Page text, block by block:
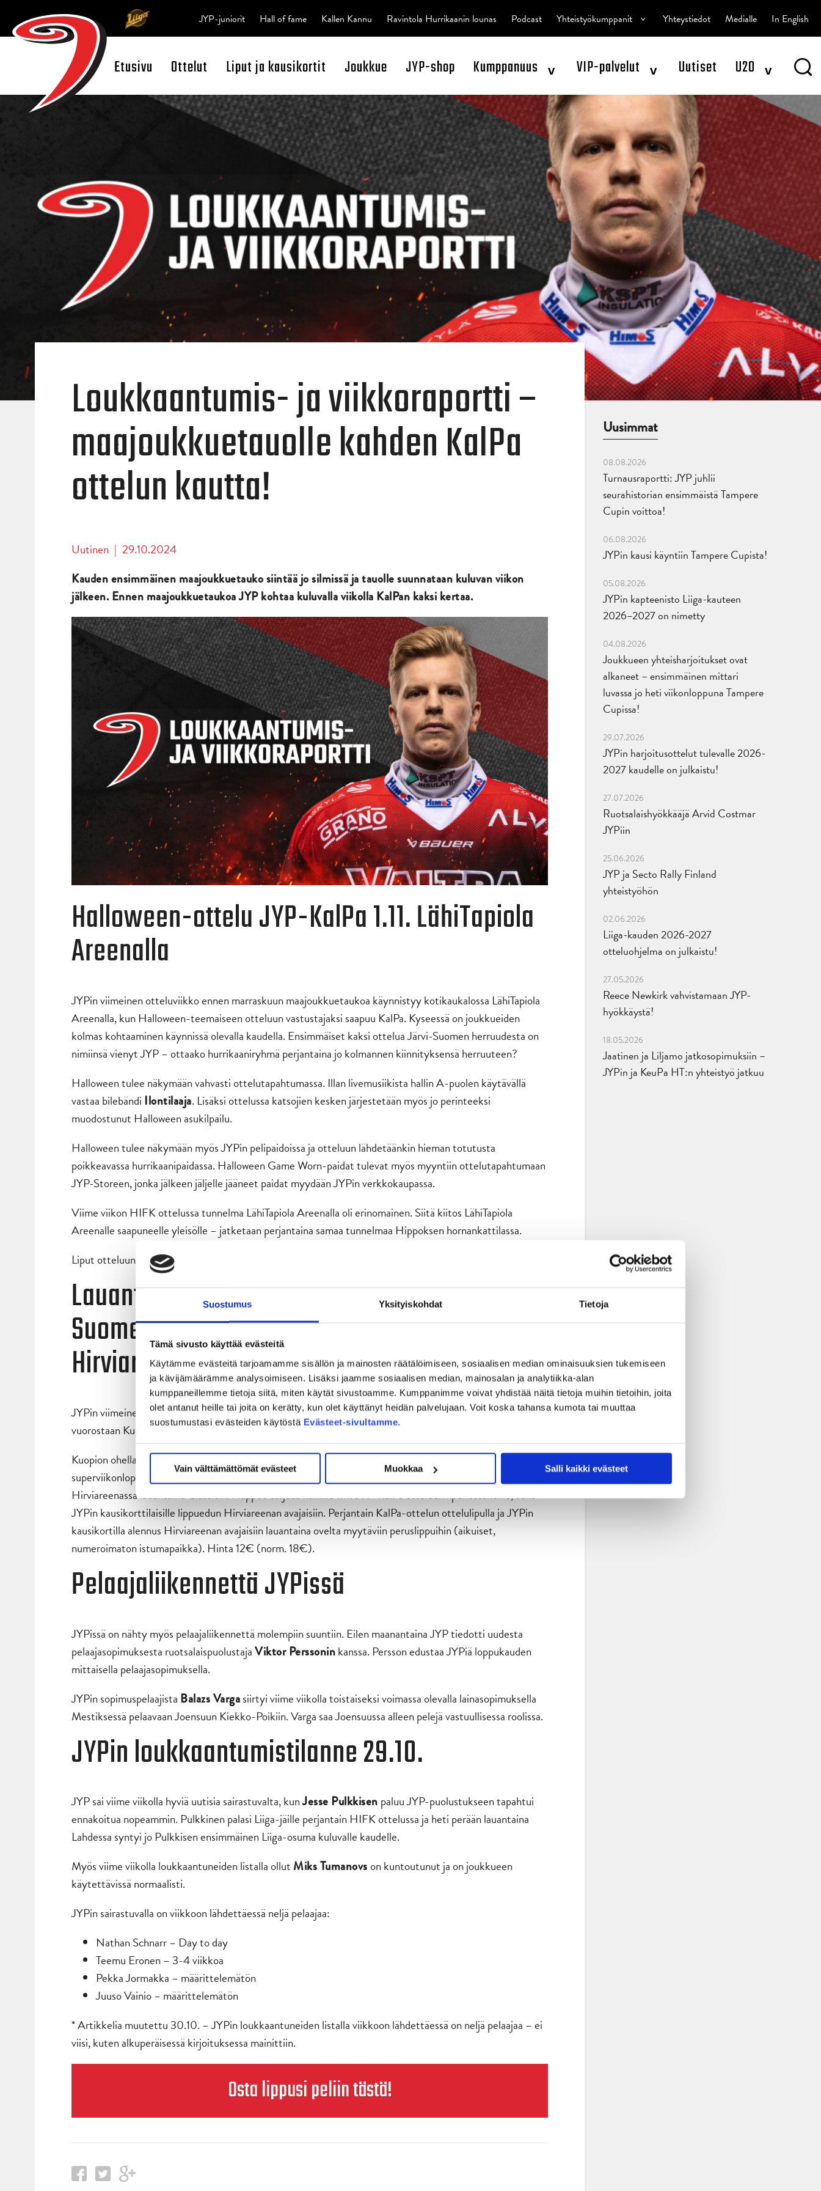
Suostumus Yksityiskohdat Tietoja
Tämä sivusto käyttää evästeitä
Käytämme evästeitä tarjoamamme sisällön ja mainosten räätälöimiseen, sosiaalisen median ominaisuuksien tukemiseen
ja kävijämäärämme analysoimiseen. Lisäksi jaamme sosiaalisen median, mainosalan ja analytiikka-alan
kumppaneillemme tietoja siitä, miten käytät sivustoamme. Kumppanimme voivat yhdistää näitä tietoja muihin tietoihin, joita
olet antanut heille tai joita on kerätty, kun olet käyttänyt heidän palvelujaan. Voit koska tahansa kumota tai muuttaa
suostumustasi evästeiden käytöstä Evästeet-sivultamme.
Vain välttämättömät evästeet Muokkaa Salli kaikki evästeet
Open Search
Etusivu Ottelut Liput ja kausikortit Joukkue JYP-shop Kumppanuus ^ VIP-palvelut ^ Uutiset U20 ^
JYP-juniorit Hall of fame Kallen Kannu Ravintola Hurrikaanin lounas Podcast Yhteistyökumppanit ^ Yhteystiedot Medialle In English
Loukkaantumis- ja viikkoraportti –
maajoukkuetauolle kahden KalPa
ottelun kautta!
Uutinen | 29.10.2024
Kauden ensimmäinen maajoukkuetauko siintää jo silmissä ja tauolle suunnataan kuluvan viikon
jälkeen. Ennen maajoukkuetaukoa JYP kohtaa kuluvalla viikolla KalPan kaksi kertaa.
Halloween-ottelu JYP-KalPa 1.11. LähiTapiola
Areenalla
JYPin viimeinen otteluviikko ennen marraskuun maajoukkuetaukoa käynnistyy kotikaukalossa LähiTapiola
Areenalla, kun Halloween-teemaiseen otteluun vastustajaksi saapuu KalPa. Kyseessä on joukkueiden
kolmas kohtaaminen käynnissä olevalla kaudella. Ensimmäiset kaksi ottelua Järvi-Suomen herruudesta on
nimiinsä vienyt JYP – ottaako hurrikaaniryhmä perjantaina jo kolmannen kiinnityksensä herruuteen?
Halloween tulee näkymään vahvasti ottelutapahtumassa. Illan livemusiikista hallin A-puolen käytävällä
vastaa bilebändi Ilontilaaja. Lisäksi ottelussa katsojien kesken järjestetään myös jo perinteeksi
muodostunut Halloween asukilpailu.
Halloween tulee näkymään myös JYPin pelipaidoissa ja otteluun lähdetäänkin hieman totutusta
poikkeavassa hurrikaanipaidassa. Halloween Game Worn-paidat tulevat myös myyntiin ottelutapahtumaan
JYP-Storeen, jonka jälkeen jäljelle jääneet paidat myydään JYPin verkkokaupassa.
Viime viikon HIFK ottelussa tunnelma LähiTapiola Areenalla oli erinomainen. Siitä kiitos LähiTapiola
Areenalle saapuneelle yleisölle – jatketaan perjantaina samaa tunnelmaa Hippoksen hornankattilassa.
Liput otteluun: www.ticketmaster.fi/jyp
Lauantaina JYPillä viikon toinen Järvi-
Suomen derby Kuopiossa – Happeella
Hirviareenan avajaiset!
JYPin viimeinen ottelu ennen maajoukkuetaukoa pelataan lauantaina 2.11. jolloin joukkue matkustaa
vuorostaan Kuopioon KalPan vieraaksi.
Kuopion ohella myös Keski-Suomessa tapahtuu, kun JYP ja Happeen järjestämän Keski-Suomen palloilun
superviikonloppu huipentuu tällä kertaa Hirviareenan avausotteluun. Happee kohtaa uudessa
Hirviareenassa lauantaina Classicin. Happee tarjoaa kaikille 1.11. JYP-KalPa otteluun lipunostaneille, sekä
JYPin kausikorttilaisille lippuedun Hirviareenan avajaisiin. Perjantain KalPa-ottelun ottelulipulla ja JYPin
kausikortilla alennus Hirviareenan avajaisiin lauantaina ovelta myytäviin peruslippuihin (aikuiset,
numeroimaton istumapaikka). Hinta 12€ (norm. 18€).
Pelaajaliikennettä JYPissä
JYPissä on nähty myös pelaajaliikennettä molempiin suuntiin. Eilen maanantaina JYP tiedotti uudesta
pelaajasopimuksesta ruotsalaispuolustajaViktor Perssoninkanssa. Persson edustaa JYPiä loppukauden
mittaisella pelaajasopimuksella.
JYPin sopimuspelaajista Balazs Vargasiirtyi viime viikolla toistaiseksi voimassa olevalla lainasopimuksella
Mestiksessä pelaavaan Joensuun Kiekko-Poikiin. Varga saa Joensuussa alleen pelejä vastuullisessa roolissa.
JYPin loukkaantumistilanne 29.10.
JYP sai viime viikolla hyviä uutisia sairastuvalta, kunJesse Pulkkisen paluu JYP-puolustukseen tapahtui
ennakoitua nopeammin. Pulkkinen palasi Liiga-jäille perjantain HIFK ottelussa ja heti perään lauantaina
Lahdessa syntyi jo Pulkkisen ensimmäinen Liiga-osuma kuluvalle kaudelle.
Myös viime viikolla loukkaantuneiden listalla ollut Miks Tumanovson kuntoutunut ja on joukkueen
käytettävissä normaalisti.
JYPin sairastuvalla on viikkoon lähdettäessä neljä pelaajaa:
Nathan Schnarr – Day to day
Teemu Eronen – 3-4 viikkoa
Pekka Jormakka – määrittelemätön
Juuso Vainio – määrittelemätön
* Artikkelia muutettu 30.10. – JYPin loukkaantuneiden listalla viikkoon lähdettäessä on neljä pelaajaa – ei
viisi, kuten alkuperäisessä kirjoituksessa mainittiin.
Osta lippusi peliin tästä!
Uusimmat
08.08.2026
Turnausraportti: JYP juhlii
seurahistorian ensimmäistä Tampere
Cupin voittoa!
06.08.2026
JYPin kausi käyntiin Tampere Cupista!
05.08.2026
JYPin kapteenisto Liiga-kauteen
2026–2027 on nimetty
04.08.2026
Joukkueen yhteisharjoitukset ovat
alkaneet – ensimmäinen mittari
luvassa jo heti viikonloppuna Tampere
Cupissa!
29.07.2026
JYPin harjoitusottelut tulevalle 2026-
2027 kaudelle on julkaistu!
27.07.2026
Ruotsalaishyökkääjä Arvid Costmar
JYPiin
25.06.2026
JYP ja Secto Rally Finland
yhteistyöhön
02.06.2026
Liiga-kauden 2026-2027
otteluohjelma on julkaistu!
27.05.2026
Reece Newkirk vahvistamaan JYP-
hyökkäystä!
18.05.2026
Jaatinen ja Liljamo jatkosopimuksiin –
JYPin ja KeuPa HT:n yhteistyö jatkuu